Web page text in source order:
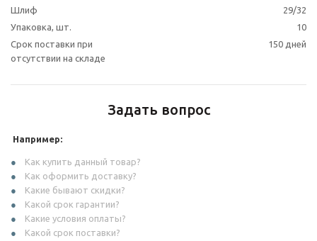
Шлиф
29/32
Упаковка, шт.
10
Срок поставки при
отсутствии на складе
150 дней
Задать вопрос
Например:
Как купить данный товар?
Как оформить доставку?
Какие бывают скидки?
Какой срок гарантии?
Какие условия оплаты?
Какой срок поставки?